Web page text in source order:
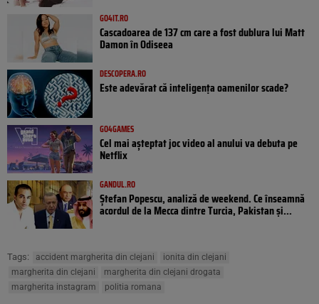
GO4IT.RO
Cascadoarea de 137 cm care a fost dublura lui Matt
Damon în Odiseea
DESCOPERA.RO
Este adevărat că inteligența oamenilor scade?
GO4GAMES
Cel mai așteptat joc video al anului va debuta pe
Netflix
GANDUL.RO
Ștefan Popescu, analiză de weekend. Ce înseamnă
acordul de la Mecca dintre Turcia, Pakistan şi...
Tags: accident margherita din clejani
ionita din clejani
margherita din clejani
margherita din clejani drogata
margherita instagram
politia romana